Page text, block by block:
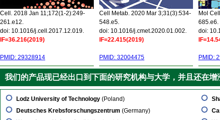
Cell. 2018 Jan 11;172(1-2):249-
261.e12.
doi: 10.1016/j.cell.2017.12.019.
IF=36.216(2019)
PMID: 29328914
Cell Metab. 2020 Mar 3;31(3):534-
548.e5.
doi: 10.1016/j.cmet.2020.01.002.
IF=22.415(2019)
PMID: 32004475
Mol
685.e6.
doi:
PMID:
我们的产品现已经出口到下面的研究机构与大学，并且还在增
Lodz University of Technology (Poland)
Deutsches Krebsforschungszentrum (Germany)